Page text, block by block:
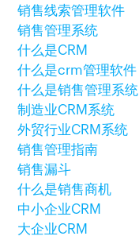
销售线索管理软件
销售管理系统
什么是CRM
什么是crm管理软件
什么是销售管理系统
制造业CRM系统
外贸行业CRM系统
销售管理指南
销售漏斗
什么是销售商机
中小企业CRM
大企业CRM